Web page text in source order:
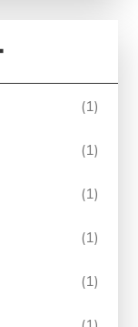
(1)
(1)
(1)
(1)
(1)